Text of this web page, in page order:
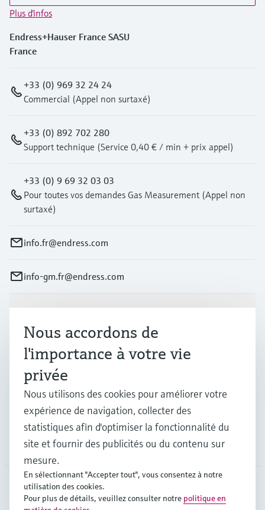
Plus d'infos
Endress+Hauser France SASU
France
+33 (0) 969 32 24 24
Commercial (Appel non surtaxé)
+33 (0) 892 702 280
Support technique (Service 0,40 € / min + prix appel)
+33 (0) 9 69 32 03 03
Pour toutes vos demandes Gas Measurement (Appel non
surtaxé)
info.fr@endress.com
info-gm.fr@endress.com
Industries
Support
Société
FRA•Français
Nous accordons de
l'importance à votre vie
privée
Nous utilisons des cookies pour améliorer votre
expérience de navigation, collecter des
statistiques afin d'optimiser la fonctionnalité du
site et fournir des publicités ou du contenu sur
mesure.
En sélectionnant "Accepter tout", vous consentez à notre
utilisation des cookies.
Pour plus de détails, veuillez consulter notre politique en